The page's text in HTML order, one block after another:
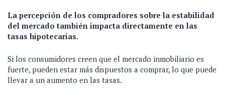
La percepción de los compradores sobre la estabilidad
del mercado también impacta directamente en las
tasas hipotecarias.
Si los consumidores creen que el mercado inmobiliario es
fuerte, pueden estar más dispuestos a comprar, lo que puede
llevar a un aumento en las tasas.